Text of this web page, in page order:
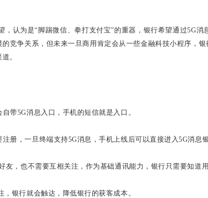
，认为是“脚踢微信、拳打支付宝”的重器，银行希望通过5G
竞争关系，但未来一旦商用肯定会从一些金融科技小程序，
。
带5G消息入口，手机的短信就是入口。
册，一旦终端支持5G消息，手机上线后可以直接进入5G消息
友，也不需要互相关注，作为基础通讯能力，银行只需要知道
银行就会触达，降低银行的获客成本。